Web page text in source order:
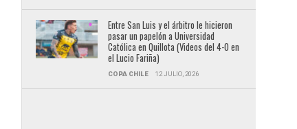
Entre San Luis y el árbitro le hicieron
pasar un papelón a Universidad
Católica en Quillota (Videos del 4-0 en
el Lucio Fariña)
COPA CHILE 12 JULIO, 2026